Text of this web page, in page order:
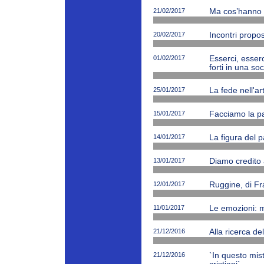
21/02/2017 Ma
20/02/2017 Incontri
01/02/2017
Esserci,
forti in una
25/01/2017 La fede
15/01/2017 Facciamo la
14/01/2017 La figura del
13/01/2017 Diamo
12/01/2017 Ruggine, di
11/01/2017 Le emozioni:
21/12/2016 Alla ricerca
21/12/2016
`In questo